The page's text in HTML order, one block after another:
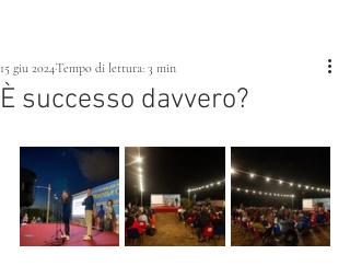
È successo davvero?
15 giu 2024Tempo di lettura: 3 min